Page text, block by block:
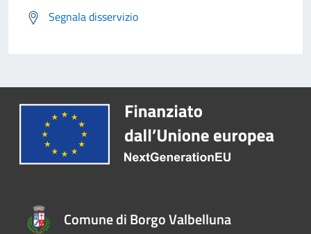
Segnala disservizio
Comune di Borgo Valbelluna